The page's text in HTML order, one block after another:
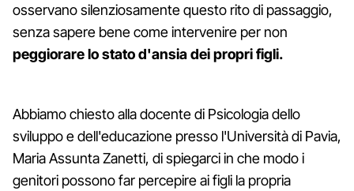
osservano silenziosamente questo rito di passaggio,
senza sapere bene come intervenire per non
peggiorare lo stato d'ansia dei propri figli.
Abbiamo chiesto alla docente di Psicologia dello
sviluppo e dell'educazione presso l'Università di Pavia,
Maria Assunta Zanetti, di spiegarci in che modo i
genitori possono far percepire ai figli la propria